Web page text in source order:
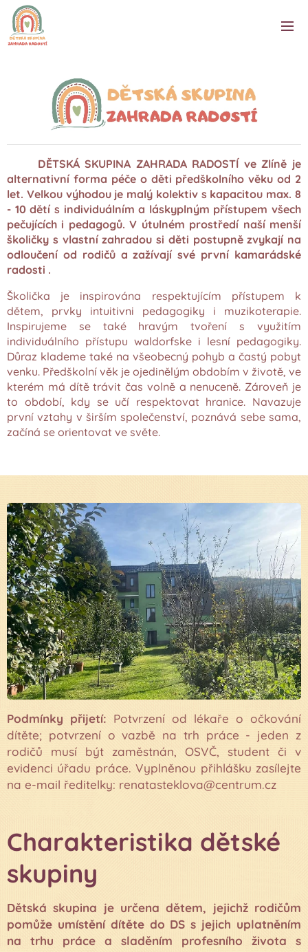
DĚTSKÁ SKUPINA ZAHRADA RADOSTÍ ve Zlíně je
alternativní forma péče o děti předškolního věku od 2
let. Velkou výhodou je malý kolektiv s kapacitou max. 8
- 10 dětí s individuálním a láskyplným přístupem všech
pečujících i pedagogů. V útulném prostředí naší menší
školičky s vlastní zahradou si děti postupně zvykají na
odloučení od rodičů a zažívají své první kamarádské
radosti .
Školička je inspirována respektujícím přístupem k
dětem, prvky intuitivni pedagogiky i muzikoterapie.
Inspirujeme se také hravým tvoření s využitím
individuálního přístupu waldorfske i lesní pedagogiky.
Důraz klademe také na všeobecný pohyb a častý pobyt
venku. Předškolní věk je ojedinělým obdobím v životě, ve
kterém má dítě trávit čas volně a nenuceně. Zároveň je
to období, kdy se učí respektovat hranice. Navazuje
první vztahy v širším společenství, poznává sebe sama,
začíná se orientovat ve světe.
Podmínky přijetí: Potvrzení od lékaře o očkování
dítěte; potvrzení o vazbě na trh práce - jeden z
rodičů musí být zaměstnán, OSVČ, student či v
evidenci úřadu práce. Vyplněnou přihlášku zasílejte
na e-mail ředitelky: renatasteklova@centrum.cz
Charakteristika dětské
skupiny
Dětská skupina je určena dětem, jejichž rodičům
pomůže umístění dítěte do DS s jejich uplatněním
na trhu práce a sladěním profesního života s